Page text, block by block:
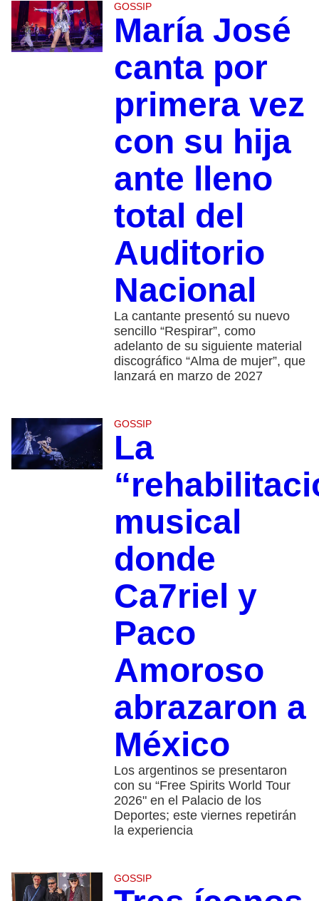
GOSSIP
María José
canta por
primera vez
con su hija
ante lleno
total del
Auditorio
Nacional
La cantante presentó su nuevo
sencillo “Respirar”, como
adelanto de su siguiente material
discográfico “Alma de mujer”, que
lanzará en marzo de 2027
GOSSIP
La
musical
donde
Ca7riel y
Paco
Amoroso
abrazaron a
México
Los argentinos se presentaron
con su “Free Spirits World Tour
2026" en el Palacio de los
Deportes; este viernes repetirán
la experiencia
GOSSIP